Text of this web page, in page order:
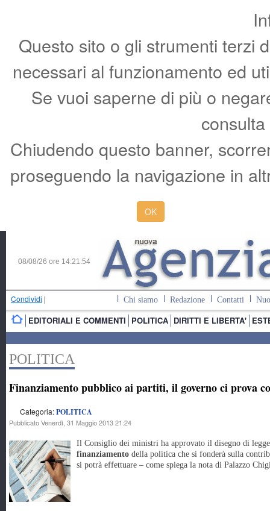
Questo sito o gli strumenti terzi
necessari al funzionamento ed
Se vuoi saperne di più o
Chiudendo questo banner,
proseguendo la navigazione in
OK
08/08/26 ore 14:21:55
Condividi | Chi siamo Redazione Contatti
EDITORIALI E COMMENTI POLITICA DIRITTI E LIBERTA'
POLITICA
Finanziamento pubblico ai partiti, il governo ci prova
Categoria:POLITICA
Pubblicato Venerdì, 31 Maggio 2013 21:24
Il Consiglio dei ministri ha approvato il disegno di
finanziamento della politica che si fonderà sulla
si potrà effettuare – come spiega la nota di Palazzo